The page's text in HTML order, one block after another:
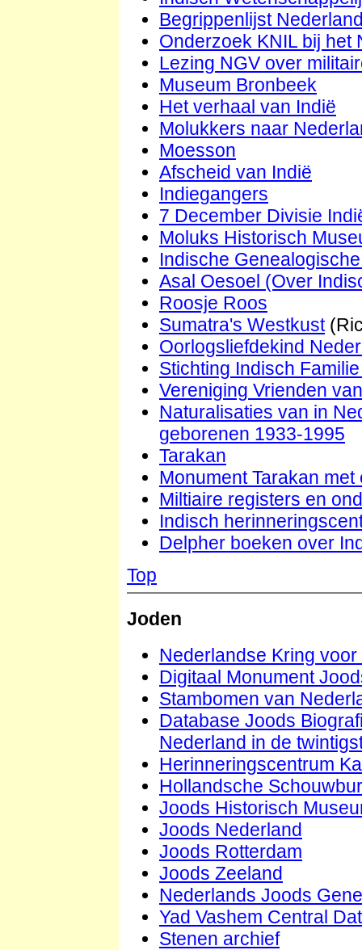
Begrippenlijst
Onderzoek KNIL bij het
Lezing NGV over
Museum Bronbeek
Het verhaal van Indië
Molukkers naar
Moesson
Afscheid van Indië
Indiegangers
7 December Divisie
Moluks Historisch
Indische
Asal Oesoel (Over
Roosje Roos
Sumatra's Westkust
Oorlogsliefdekind
Stichting Indisch
Vereniging Vrienden
Naturalisaties van in
geborenen 1933-1995
Tarakan
Monument Tarakan
Miltiaire registers en
Indisch
Delpher boeken over
Top
Joden
Nederlandse Kring
Digitaal Monument
Stambomen van
Database Joods
Nederland in de
Herinneringscentrum
Hollandsche
Joods Historisch
Joods Nederland
Joods Rotterdam
Joods Zeeland
Nederlands Joods
Yad Vashem Central
Stenen archief